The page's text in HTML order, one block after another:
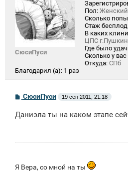
СюсиПуси
Пол: Женский
Сколько
Стаж
В каких
ЦПС г.Пушкин
Где было
Сколько у вас
Откуда: СПб
Благодарил (а): 1 раз
С
б
СюсиПуси 19 сен 2011, 21:18
Даниэла ты на каком этапе
Я Вера, со мной на ты